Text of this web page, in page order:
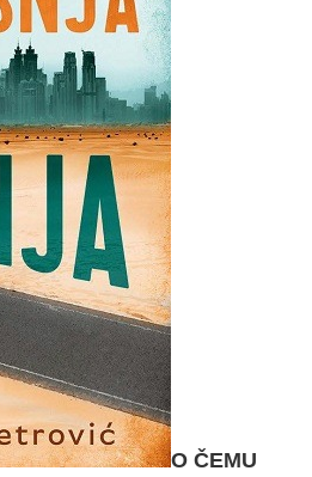
O ČEMU